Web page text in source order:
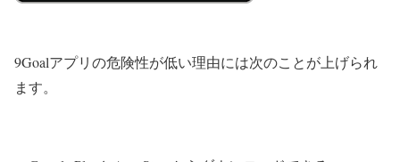
9Goalアプリの危険性が低い理由には次のことが上げられ
ます。